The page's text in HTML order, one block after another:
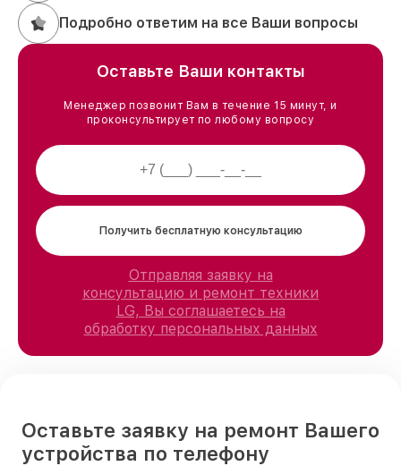
Подробно ответим на все Ваши вопросы
Оставьте Ваши контакты
Менеджер позвонит Вам в течение 15 минут, и
проконсультирует по любому вопросу
Получить бесплатную консультацию
Отправляя заявку на
консультацию и ремонт техники
LG, Вы соглашаетесь на
обработку персональных данных
Оставьте заявку на ремонт Вашего
устройства по телефону